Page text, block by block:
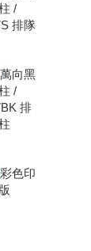
/
排隊
萬向黑
/
排
彩色印